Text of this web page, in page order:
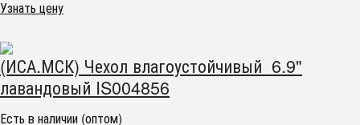
Узнать цену
(ИСА.МСК) Чехол влагоустойчивый 6.9"
лавандовый IS004856
Есть в наличии (оптом)